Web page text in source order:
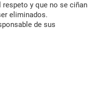
y que no se ciñan
eliminados.
de sus